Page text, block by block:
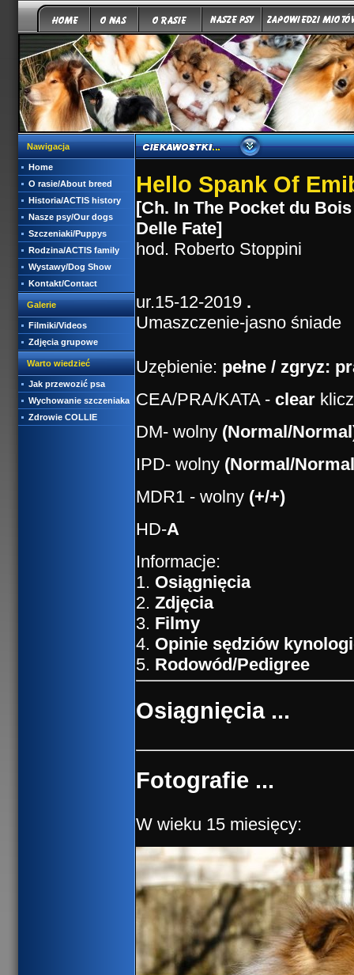
Nawigacja
Home
O rasie/About breed
Historia/ACTIS history
Nasze psy/Our dogs
Szczeniaki/Puppys
Rodzina/ACTIS family
Wystawy/Dog Show
Kontakt/Contact
Galerie
Filmiki/Videos
Zdjęcia grupowe
Warto wiedzieć
Jak przewozić psa
Wychowanie szczeniaka
Zdrowie COLLIE
Hello Spank Of
[Ch. In The Pocket du
Delle Fate]
hod. Roberto Stoppini
ur.15-12-2019 .
Umaszczenie-jasno śniade
Uzębienie: pełne / zgryz:
CEA/PRA/KATA - clear
DM- wolny (Normal/
IPD- wolny (Normal/
MDR1 - wolny (+/+)
HD-A
Informacje:
1. Osiągnięcia
2. Zdjęcia
3. Filmy
4. Opinie sędziów
5. Rodowód/Pedigree
Osiągnięcia ...
Fotografie ...
W wieku 15 miesięcy: